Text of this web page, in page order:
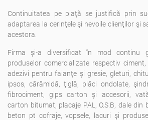
Continuitatea pe piaţă se justifică prin
adaptarea la cerinţele şi nevoile clienţilor şi
acestora.
Firma şi-a diversificat în mod continu
produselor comercializate respectiv
adezivi pentru faianţe şi gresie, gleturi,
ipsos, cărămidă, ţiglă, plăci ondolate,
fibrociment, gips carton şi accesorii,
carton bitumat, placaje PAL, O.S.B, dale din
beton pt cofraje, vopsele, lacuri şi